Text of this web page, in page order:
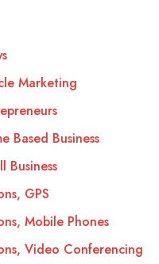
Marketing
Based Business
Business
GPS
Mobile Phones
Video Conferencing